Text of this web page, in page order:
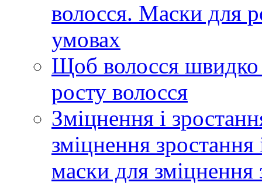
волосся. Маски для
умовах
Щоб волосся швидко
росту волосся
Зміцнення і
зміцнення зростання
маски для зміцнення